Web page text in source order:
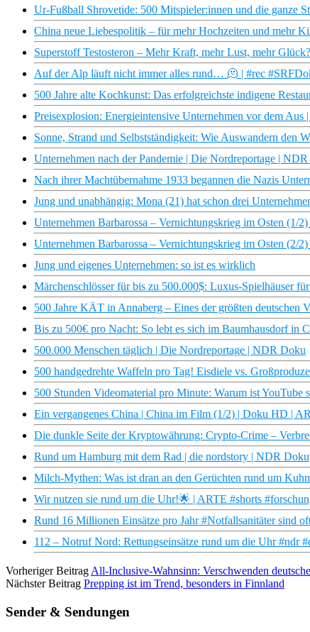
Ur-Fußball Shrovetide: 500 Mitspieler:innen und die ganze
China neue Liebespolitik – für mehr Hochzeiten und mehr
Superstoff Testosteron – Mehr Kraft, mehr Lust, mehr
Auf der Alp läuft nicht immer alles rund… 🫠 | #rec
500 Jahre alte Kochkunst: Das erfolgreichste indigene
Preisexplosion: Energieintensive Unternehmen vor dem
Sonne, Strand und Selbstständigkeit: Wie Auswandern den
Unternehmen nach der Pandemie | Die Nordreportage |
Nach ihrer Machtübernahme 1933 begannen die Nazis
Jung und unabhängig: Mona (21) hat schon drei
Unternehmen Barbarossa – Vernichtungskrieg im Osten (1/
Unternehmen Barbarossa – Vernichtungskrieg im Osten (2/
Jung und eigenes Unternehmen: so ist es wirklich
Märchenschlösser für bis zu 500.000$: Luxus-Spielhäuser
500 Jahre KÄT in Annaberg – Eines der größten deutschen
Bis zu 500€ pro Nacht: So lebt es sich im Baumhausdorf in
500.000 Menschen täglich | Die Nordreportage | NDR Doku
500 handgedrehte Waffeln pro Tag! Eisdiele vs.
500 Stunden Videomaterial pro Minute: Warum ist YouTube
Ein vergangenes China | China im Film (1/2) | Doku HD |
Die dunkle Seite der Kryptowährung: Crypto-Crime –
Rund um Hamburg mit dem Rad | die nordstory | NDR Doku
Milch-Mythen: Was ist dran an den Gerüchten rund um
Wir nutzen sie rund um die Uhr!🌟 | ARTE #shorts
Rund 16 Millionen Einsätze pro Jahr #Notfallsanitäter sind
112 – Notruf Nord: Rettungseinsätze rund um die Uhr #ndr
Vorheriger Beitrag All-Inclusive-Wahnsinn: Verschwenden
Nächster Beitrag Prepping ist im Trend, besonders in Finnland
Sender & Sendungen